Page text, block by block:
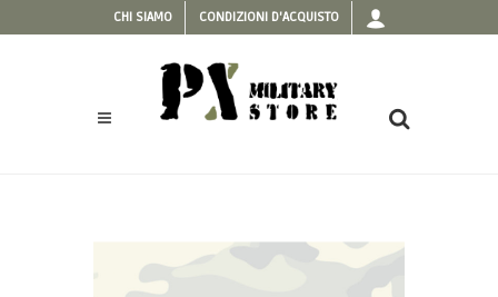
CHI SIAMO CONDIZIONI D'ACQUISTO